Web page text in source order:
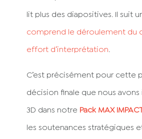
lit plus des diapositives. Il suit
comprend le déroulement du
effort d’interprétation
C’est précisément pour cette
décision finale que nous
3D dans notre Pack MAX
les soutenances stratégiques